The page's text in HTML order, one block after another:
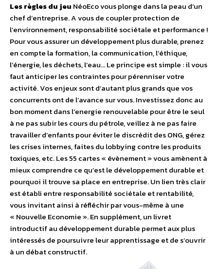
Les règles du jeu NéoEco vous plonge dans la peau d’un
chef d’entreprise. A vous de coupler protection de
l’environnement, responsabilité sociétale et performance !
Pour vous assurer un développement plus durable, prenez
en compte la formation, la communication, l’éthique,
l’énergie, les déchets, l’eau… Le principe est simple : il vous
faut anticiper les contraintes pour pérenniser votre
activité. Vos enjeux sont d’autant plus grands que vos
concurrents ont de l’avance sur vous. Investissez donc au
bon moment dans l’energie renouvelable pour être le seul
à ne pas subir les cours du pétrole, veillez à ne pas faire
travailler d’enfants pour éviter le discrédit des ONG, gérez
les crises internes, faites du lobbying contre les produits
toxiques, etc. Les 55 cartes « évènement » vous amènent à
mieux comprendre ce qu’est le développement durable et
pourquoi il trouve sa place en entreprise. Un lien très clair
est établi entre responsabilité sociétale et rentabilité,
vous invitant ainsi à réfléchir par vous-même à une
« Nouvelle Economie ». En supplément, un livret
introductif au développement durable permet aux plus
intéressés de poursuivre leur apprentissage et de s’ouvrir
à un débat constructif.